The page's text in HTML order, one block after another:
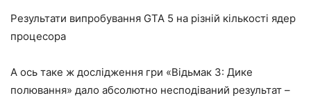
Результати випробування GTA 5 на різній кількості ядер
процесора
А ось таке ж дослідження гри «Відьмак 3: Дике
полювання» дало абсолютно несподіваний результат –